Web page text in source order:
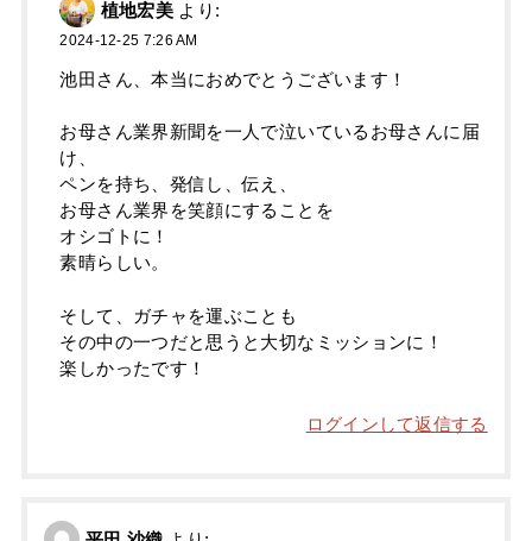
植地宏美 より:
2024-12-25 7:26 AM
池田さん、本当におめでとうございます！
お母さん業界新聞を一人で泣いているお母さんに届
け、
ペンを持ち、発信し、伝え、
お母さん業界を笑顔にすることを
オシゴトに！
素晴らしい。
そして、ガチャを運ぶことも
その中の一つだと思うと大切なミッションに！
楽しかったです！
ログインして返信する